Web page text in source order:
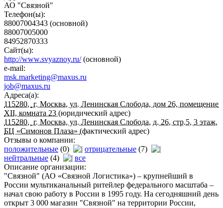
АО "Связной"
Телефон(ы):
88007004343 (основной)
88007005000
84952870333
Сайт(ы):
http://www.svyaznoy.ru/(основной)
e-mail:
msk.marketing@maxus.ru
job@maxus.ru
Адреса(а):
115280, г. Москва, ул. Ленинская Слобода, дом 26, помещение
XII, комната 23 (юридический адрес)
115280, г. Москва, ул. Ленинская Слобода, д. 26, стр.5, 3 этаж,
БЦ «Симонов Плаза» (фактический адрес)
Отзывы о компании:
положительные (0) отрицательные (7)
нейтральные (4)
все
Описание организации:
"Связной" (АО «Связной Логистика») – крупнейший в
России мультиканальный ритейлер федерального масштаба –
начал свою работу в России в 1995 году. На сегодняшний день
открыт 3 000 магазин "Связной" на территории России,